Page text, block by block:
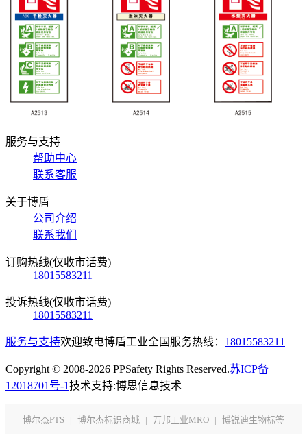
服务与支持
帮助中心
联系客服
关于博盾
公司介绍
联系我们
订购热线(仅收市话费)
18015583211
投诉热线(仅收市话费)
18015583211
服务与支持欢迎致电博盾工业全国服务热线： 18015583211
Copyright © 2008-2026 PPSafety Rights Reserved.苏ICP备
12018701号-1技术支持:博思信息技术
博尔杰PTS | 博尔杰标识商城 | 万邦工业MRO | 博锐迪生物标签